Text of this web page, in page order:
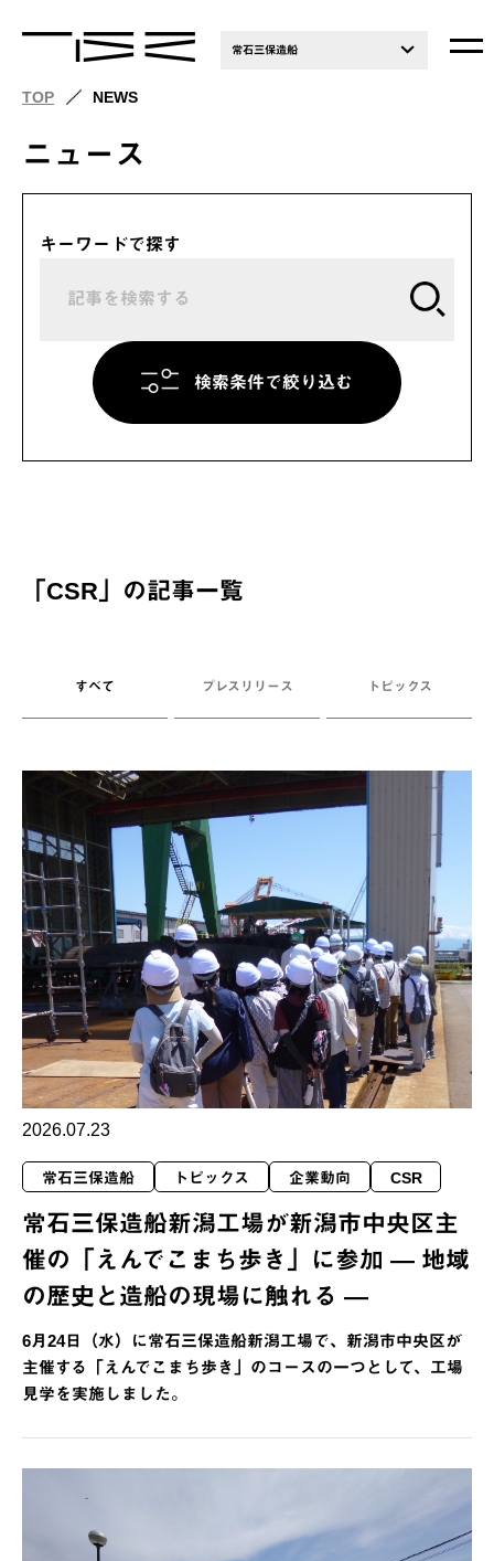
常石三保造船
TOP NEWS
ニュース
キーワードで探す
検索条件で絞り込む
「CSR 」の記事一覧
すべて プレスリリース トピックス
2026.07.23
常石三保造船 トピックス 企業動向 CSR
常石三保造船新潟工場が新潟市中央区主
催の「えんでこまち歩き」に参加 ― 地域
の歴史と造船の現場に触れる ―
6月24日（水）に常石三保造船新潟工場で、新潟市中央区が
主催する「えんでこまち歩き」のコースの一つとして、工場
見学を実施しました。